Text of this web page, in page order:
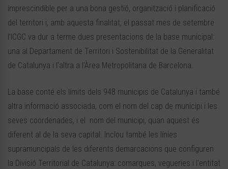
imprescindible per a una bona gestió, organització i planificació
del territori i, amb aquesta finalitat, el passat mes de setembre
l’ICGC va dur a terme dues presentacions de la base municipal:
una al Departament de Territori i Sostenibilitat de la Generalitat
de Catalunya i l’altra a l’Àrea Metropolitana de Barcelona.
La base conté els límits dels 948 municipis de Catalunya i també
altra informació associada, com el nom del cap de municipi i les
seves coordenades, i el nom del municipi, quan aquest és
diferent al de la seva capital. Inclou també les línies
supramuncipals de les diferents demarcacions que configuren
la Divisió Territorial de Catalunya: comarques, vegue­ries i l’entitat